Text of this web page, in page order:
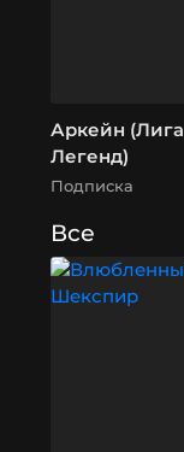
Аркейн (Лига
Легенд)
Подписка
Все